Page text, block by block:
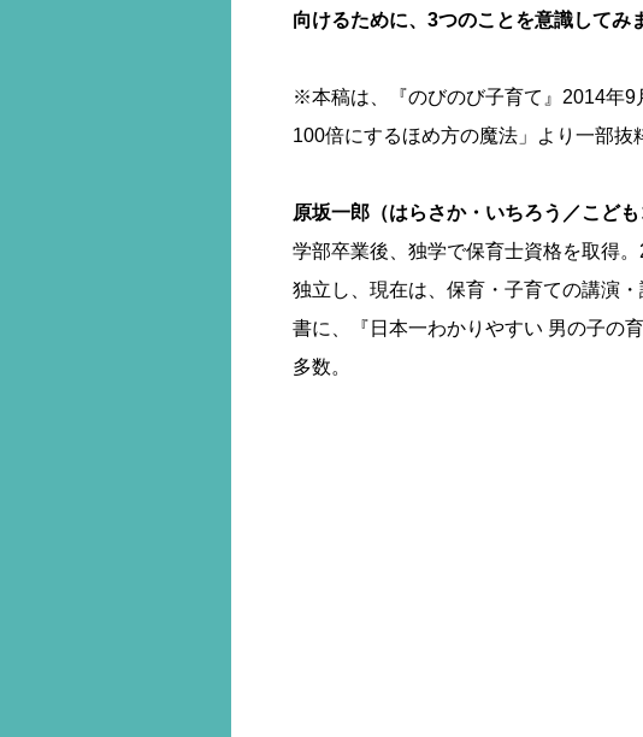
向けるために、3つのことを意識してみ
※本稿は、『のびのび子育て』2014年9
100倍にするほめ方の魔法」より一部抜
原坂一郎（はらさか・いちろう／こども
学部卒業後、独学で保育士資格を取得
独立し、現在は、保育・子育ての講演
書に、『日本一わかりやすい 男の子の
多数。